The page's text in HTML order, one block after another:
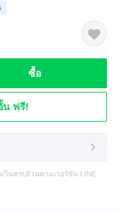
ซื้อ
น ฟรี!
ไม่ครบถ้วนตามเวอร์ชัน LINE